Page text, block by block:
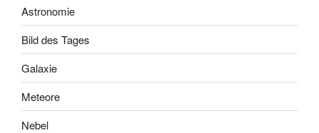
Astronomie
Bild des Tages
Galaxie
Meteore
Nebel